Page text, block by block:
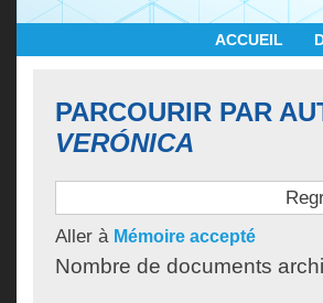
ACCUEIL
PARCOURIR PAR
VERÓNICA
Aller à Mémoire accepté
Nombre de documents